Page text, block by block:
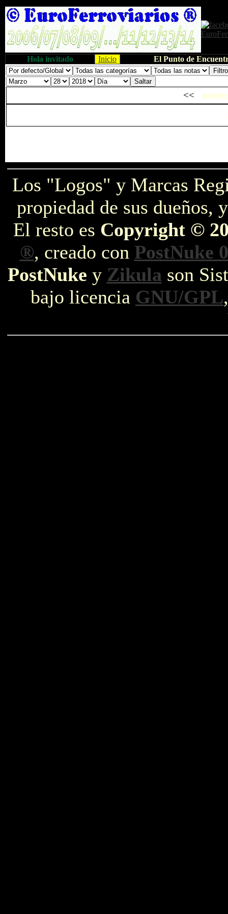
Hola invitado Inicio El Punto de
<<
Los "Logos" y Marcas
propiedad de sus dueños,
El resto es Copyright ©
®, creado con PostNuke
PostNuke y Zikula son
bajo licencia GNU/GPL